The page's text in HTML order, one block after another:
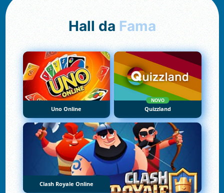
Hall da Fama
Uno Online
NOVO
Quizzland
Clash Royale Online